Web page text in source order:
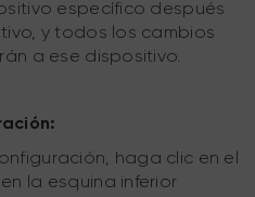
específico después
y todos los cambios
a ese dispositivo.
haga clic en el
la esquina inferior